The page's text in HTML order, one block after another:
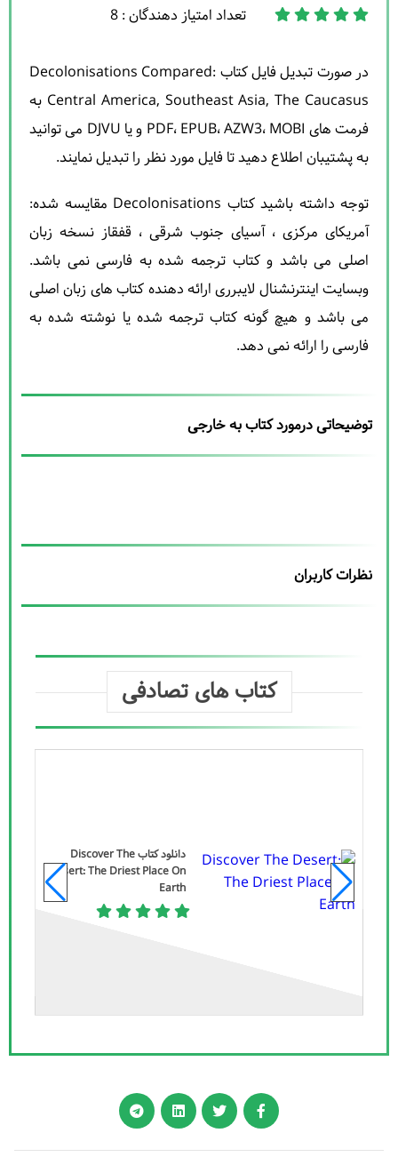
تعداد امتیاز دهندگان : 8
در صورت تبدیل فایل کتاب Decolonisations Compared:
Central America, Southeast Asia, The Caucasus به
فرمت های PDF، EPUB، AZW3، MOBI و یا DJVU می توانید
به پشتیبان اطلاع دهید تا فایل مورد نظر را تبدیل نمایند.
توجه داشته باشید کتاب Decolonisations مقایسه شده:
آمریکای مرکزی ، آسیای جنوب شرقی ، قفقاز نسخه زبان
اصلی می باشد و کتاب ترجمه شده به فارسی نمی باشد.
وبسایت اینترنشنال لایبرری ارائه دهنده کتاب های زبان اصلی
می باشد و هیچ گونه کتاب ترجمه شده یا نوشته شده به
فارسی را ارائه نمی دهد.
توضیحاتی درمورد کتاب به خارجی
نظرات کاربران
کتاب های تصادفی
دانلود کتاب Discover The
Desert: The Driest Place On
Earth